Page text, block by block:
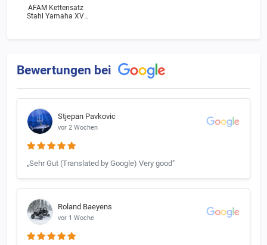
AFAM Kettensatz
Stahl Yamaha XV
Bewertungen bei
Stjepan Pavkovic
vor 2 Wochen
„Sehr Gut (Translated by Google) Very good"
Roland Baeyens
vor 1 Woche